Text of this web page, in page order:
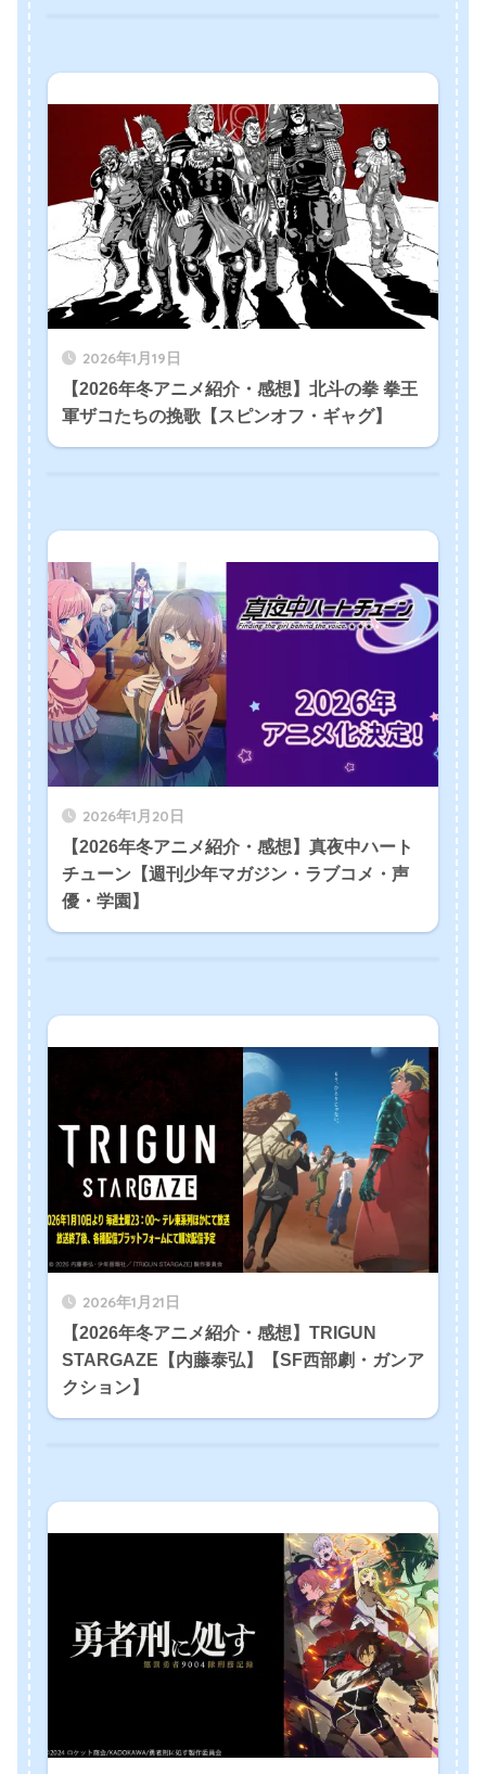
2026年1月19日
【2026年冬アニメ紹介・感想】北斗の拳 拳王
軍ザコたちの挽歌【スピンオフ・ギャグ】
2026年1月20日
【2026年冬アニメ紹介・感想】真夜中ハート
チューン【週刊少年マガジン・ラブコメ・声
優・学園】
2026年1月21日
【2026年冬アニメ紹介・感想】TRIGUN
STARGAZE【内藤泰弘】【SF西部劇・ガンア
クション】